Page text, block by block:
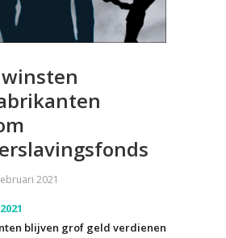
2021
blijven grof geld verdienen